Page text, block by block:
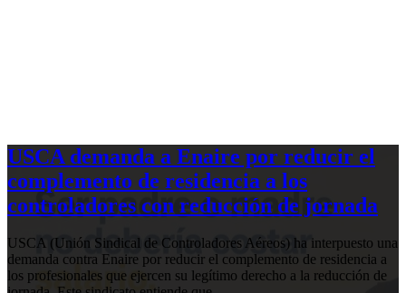
USCA demanda a Enaire por reducir el
complemento de residencia a los
controladores con reducción de jornada
USCA (Unión Sindical de Controladores Aéreos) ha interpuesto una
demanda contra Enaire por reducir el complemento de residencia a
los profesionales que ejercen su legítimo derecho a la reducción de